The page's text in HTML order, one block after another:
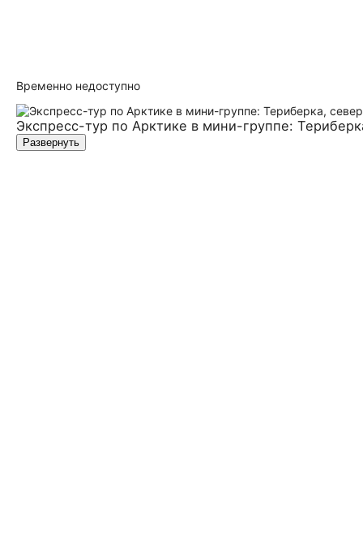
Временно недоступно
Экспресс-тур по Арктике в мини-группе:
Развернуть